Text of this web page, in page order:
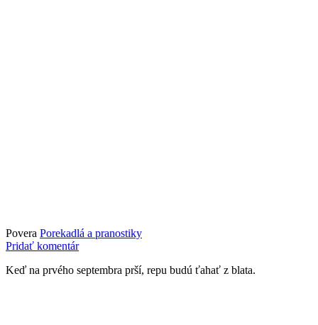
Povera Porekadlá a pranostiky
Pridať komentár
Keď na prvého septembra prší, repu budú ťahať z blata.